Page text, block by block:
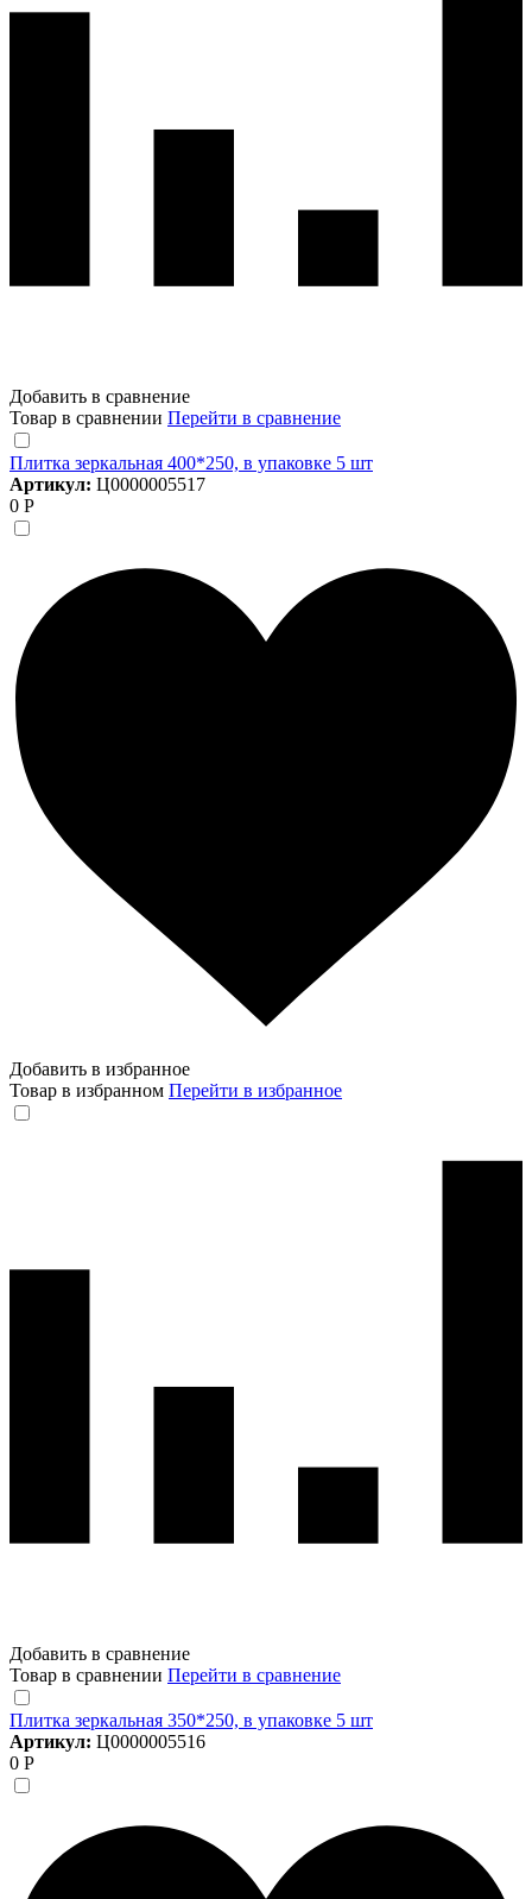
Добавить в сравнение
Товар в сравнении Перейти в сравнение
Плитка зеркальная 400*250, в упаковке 5 шт
Артикул: Ц0000005517
0 Р
Добавить в избранное
Товар в избранном Перейти в избранное
Добавить в сравнение
Товар в сравнении Перейти в сравнение
Плитка зеркальная 350*250, в упаковке 5 шт
Артикул: Ц0000005516
0 Р